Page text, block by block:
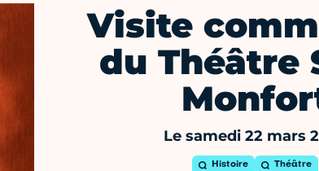
Visite
du Théâtre
Le samedi 22 mars
Histoire Théâtre